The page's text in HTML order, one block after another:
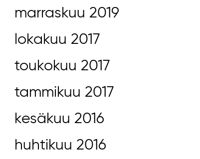
marraskuu 2019
lokakuu 2017
toukokuu 2017
tammikuu 2017
kesäkuu 2016
huhtikuu 2016